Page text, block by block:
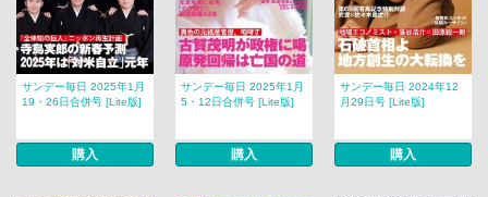
サンデー毎日 2025年1月
19・26日合併号 [Lite版]
購入
サンデー毎日 2025年1月
5・12日合併号 [Lite版]
購入
サンデー毎日 2024年12
月29日号 [Lite版]
購入